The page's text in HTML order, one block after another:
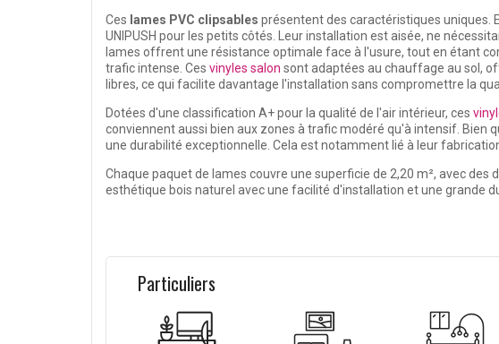
Ces lames PVC clipsables présentent des caractéristiques uniques.
UNIPUSH pour les petits côtés. Leur installation est aisée, ne
lames offrent une résistance optimale face à l'usure, tout en étant
trafic intense. Ces vinyles salon sont adaptées au chauffage au sol,
libres, ce qui facilite davantage l'installation sans compromettre la
Dotées d'une classification A+ pour la qualité de l'air intérieur, ces
conviennent aussi bien aux zones à trafic modéré qu'à intensif.
une durabilité exceptionnelle. Cela est notamment lié à leur
Chaque paquet de lames couvre une superficie de 2,20 m², avec
esthétique bois naturel avec une facilité d'installation et une grande
Particuliers